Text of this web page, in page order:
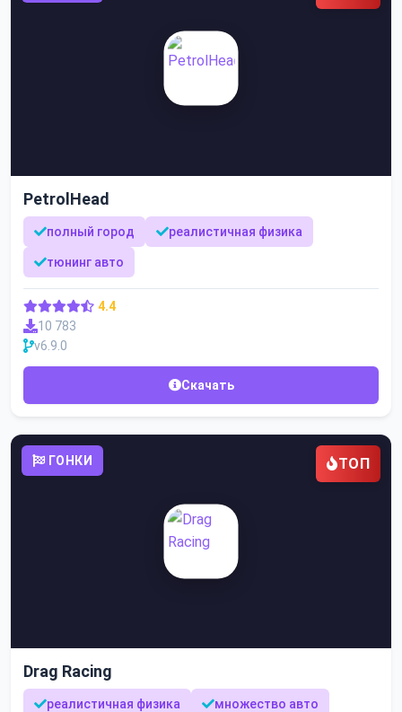
PetrolHead
полный город реалистичная физика
тюнинг авто
4.4
10 783
v6.9.0
Скачать
ГОНКИ ТОП
Drag Racing
реалистичная физика множество авто